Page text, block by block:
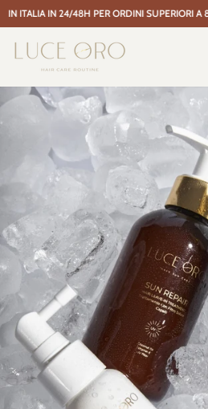
ITALIA IN 24/48H PER ORDINI SUPERIORI A